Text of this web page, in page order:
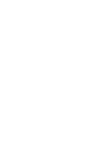
de passe. Pour
passe ci-